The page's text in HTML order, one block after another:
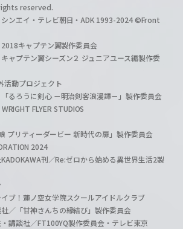
reserved.
ンエイ・テレビ朝日・ADK 1993-2024 ©Front
キャプテン翼製作委員会
ャプテン翼シーズン２ ジュニアユース編製作委
動プロジェクト
るろうに剣心 －明治剣客浪漫譚－」製作委員会
FLYER STUDIOS
プリティーダービー 新時代の扉」製作委員会
2024
刊／Re:ゼロから始める異世界生活2製
ブ！蓮ノ空女学院スクールアイドルクラブ
／「甘神さんちの縁結び」製作委員会
講談社／FT100YQ製作委員会・テレビ東京